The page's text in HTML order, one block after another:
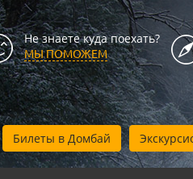
Не знаете куда поехать?
МЫ ПОМОЖЕМ
Билеты в Домбай